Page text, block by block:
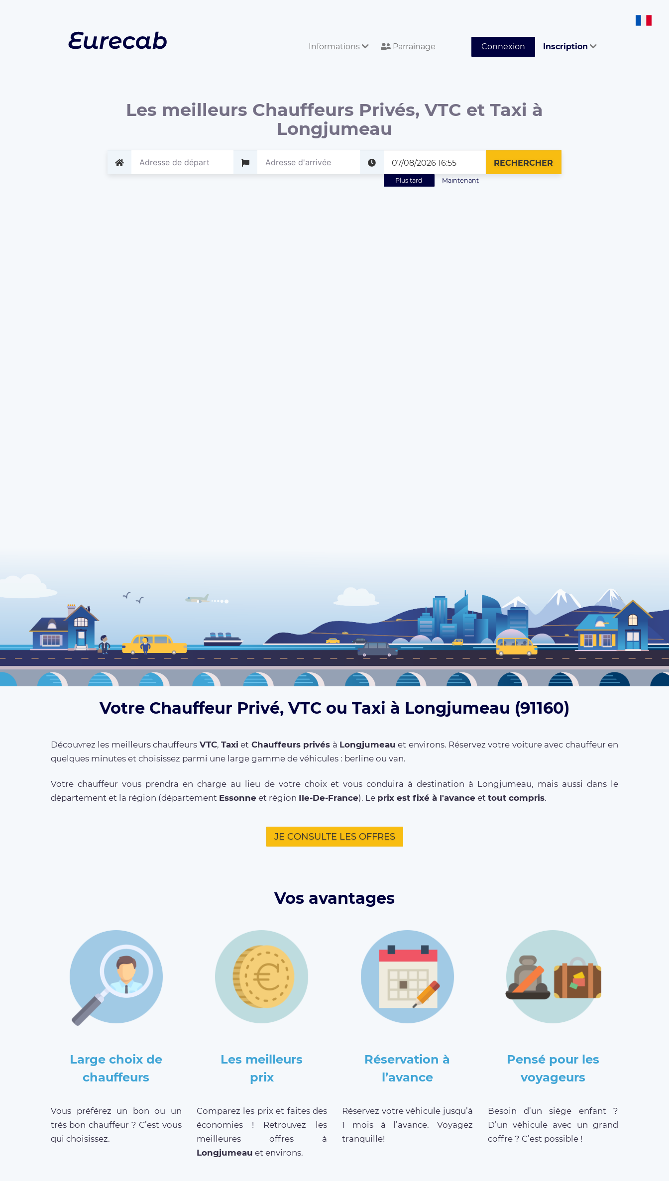
Informations Parrainage Connexion Inscription
Les meilleurs Chauffeurs Privés, VTC et Taxi à
Longjumeau
Maintenant
Plus tard
RECHERCHER
Votre Chauffeur Privé, VTC ou Taxi à Longjumeau (91160)
Découvrez les meilleurs chauffeurs VTC, Taxi et Chauffeurs privés à Longjumeau et environs. Réservez votre voiture avec chauffeur en
quelques minutes et choisissez parmi une large gamme de véhicules : berline ou van.
Votre chauffeur vous prendra en charge au lieu de votre choix et vous conduira à destination à Longjumeau, mais aussi dans le
département et la région (département Essonne et région Ile-De-France). Le prix est fixé à l'avance et tout compris.
JE CONSULTE LES OFFRES
Vos avantages
Large choix de
chauffeurs
Vous préférez un bon ou un
très bon chauffeur ? C’est vous
qui choisissez.
Les meilleurs
prix
Comparez les prix et faites des
économies ! Retrouvez les
meilleures offres à
Longjumeau et environs.
Réservation à
l’avance
Réservez votre véhicule jusqu’à
1 mois à l’avance. Voyagez
tranquille!
Pensé pour les
voyageurs
Besoin d’un siège enfant ?
D’un véhicule avec un grand
coffre ? C’est possible !